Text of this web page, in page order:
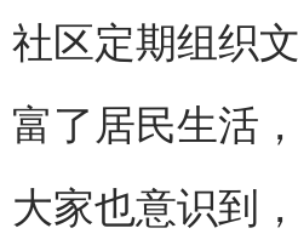
社区定期组织
富了居民生活
大家也意识到